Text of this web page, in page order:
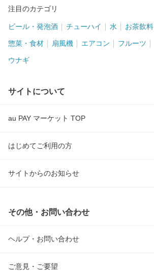
注目のカテゴリ
ビール・発泡酒 チューハイ 水 お茶飲料
惣菜・食材 扇風機 エアコン フルーツ
ウナギ
サイトについて
au PAY マーケット TOP
はじめてご利用の方
サイトからのお知らせ
その他・お問い合わせ
ヘルプ・お問い合わせ
ご意見・ご要望